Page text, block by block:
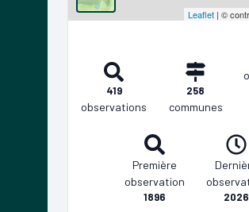
Leaflet | ©
419
observations
258
communes
Première
observation
1896 2026